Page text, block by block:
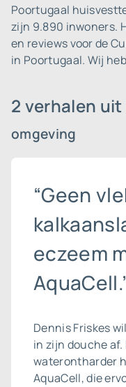
Poortugaal
zijn 9.890 inwoners.
en reviews voor de
in Poortugaal. Wij
2 verhalen
omgeving
“Geen
eczeem
Dennis Friskes
in zijn douche
waterontharder
AquaCell, die